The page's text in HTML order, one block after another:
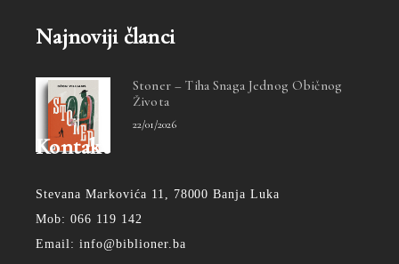
Najnoviji članci
Stoner – Tiha Snaga Jednog Običnog
Života
22/01/2026
Kontakt
Stevana Markovića 11, 78000 Banja Luka
Mob: 066 119 142
Email: info@biblioner.ba